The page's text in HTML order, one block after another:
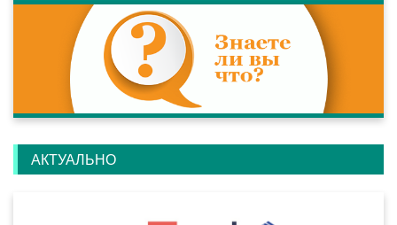
АКТУАЛЬНО